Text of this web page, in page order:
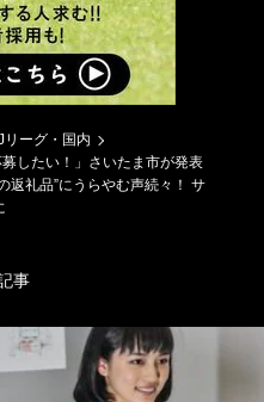
リーグ・国内
したい！」さいたま市が発表
返礼品”にうらやむ声続々！ サ
事